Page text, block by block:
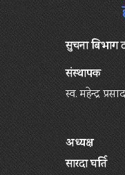
सुचना बिभाग
संस्थापक
स्व. महेन्द्र
अध्यक्ष
सारदा घर्ति